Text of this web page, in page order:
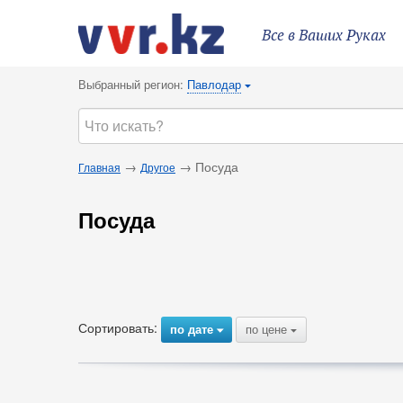
Все в Ваших Руках
Выбранный регион: Павлодар {
Главная → Другое → Посуда
Посуда
Сортировать: по дате{ по цене {